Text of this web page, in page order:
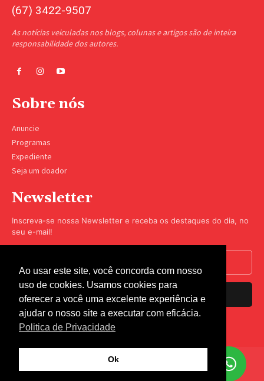
(67) 3422-9507
As notícias veiculadas nos blogs, colunas e artigos são de inteira
responsabilidade dos autores.
Sobre nós
Anuncie
Programas
Expediente
Seja um doador
Newsletter
Inscreva-se nossa Newsletter e receba os destaques do dia, no
seu e-mail!
Inscrever-se
Nós respeitamos sua privacidade.
© Rádio Coração 2023 - Todos os direitos reservados -
Termos de
Peça sua música
Ao usar este site, você concorda com nosso
uso de cookies. Usamos cookies para
oferecer a você uma excelente experiência e
ajudar o nosso site a executar com eficácia.
Politica de Privacidade
Ok